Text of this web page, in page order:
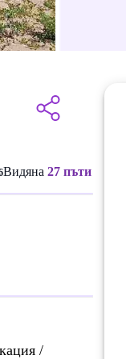
Видяна 27 пъти
/